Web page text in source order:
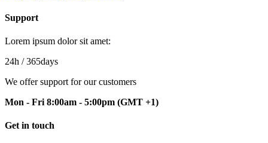
Support
Lorem ipsum dolor sit amet:
24h / 365days
We offer support for our customers
Mon - Fri 8:00am - 5:00pm (GMT +1)
Get in touch